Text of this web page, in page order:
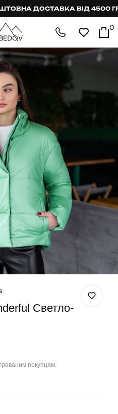
ДОСТАВКА ВІД 4500 ГРН.
0
Светло-
покупцям.